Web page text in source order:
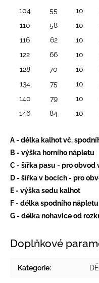
104 55 10
110
58 10
116
62 10
122
66 10
128
70 10
134
75 10
140
79 10
146
84 10
A - délka kalhot vč.
B - výška horního nápletu
C - šířka pasu - pro obvod
D - šířka v bocích - pro
E - výška sedu kalhot
F - délka spodního nápletu
G - délka nohavice od
Doplňkové
Kategorie: